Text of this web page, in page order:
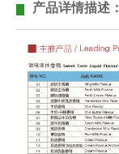
产品详情描述：